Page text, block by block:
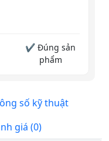
✔ Đúng sản
phẩm
số kỹ thuật
giá (0)